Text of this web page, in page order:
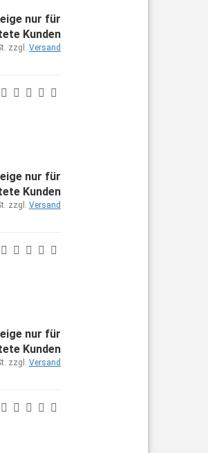
nur für
Kunden
zzgl. Versand
nur für
Kunden
zzgl. Versand
nur für
Kunden
zzgl. Versand